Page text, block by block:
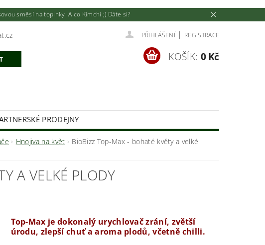
směsí na topinky. A co Kimchi ;) Dáte si?
PŘIHLÁŠENÍ | REGISTRACE
KOŠÍK: 0 Kč
PRODEJNY
NA MÍRU
JAK NAKUPOVAT
Hnojiva na květ
BioBizz Top-Max - bohaté květy a velké
A VELKÉ PLODY
Top-Max je dokonalý urychlovač zrání, zvětší
úrodu, zlepší chuť a aroma plodů, včetně chilli.